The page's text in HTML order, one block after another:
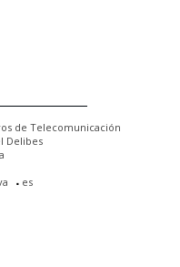
de Telecomunicación
Delibes
es